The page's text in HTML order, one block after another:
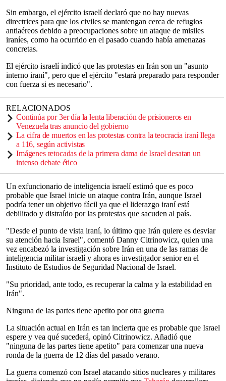
Sin embargo, el ejército israelí declaró que no hay nuevas
directrices para que los civiles se mantengan cerca de refugios
antiaéreos debido a preocupaciones sobre un ataque de misiles
iraníes, como ha ocurrido en el pasado cuando había amenazas
concretas.
El ejército israelí indicó que las protestas en Irán son un "asunto
interno iraní", pero que el ejército "estará preparado para responder
con fuerza si es necesario".
RELACIONADOS
Continúa por 3er día la lenta liberación de prisioneros en
Venezuela tras anuncio del gobierno
La cifra de muertos en las protestas contra la teocracia iraní llega
a 116, según activistas
Imágenes retocadas de la primera dama de Israel desatan un
intenso debate ético
Un exfuncionario de inteligencia israelí estimó que es poco
probable que Israel inicie un ataque contra Irán, aunque Israel
podría tener un objetivo fácil ya que el liderazgo iraní está
debilitado y distraído por las protestas que sacuden al país.
"Desde el punto de vista iraní, lo último que Irán quiere es desviar
su atención hacia Israel", comentó Danny Citrinowicz, quien una
vez encabezó la investigación sobre Irán en una de las ramas de
inteligencia militar israelí y ahora es investigador senior en el
Instituto de Estudios de Seguridad Nacional de Israel.
"Su prioridad, ante todo, es recuperar la calma y la estabilidad en
Irán".
Ninguna de las partes tiene apetito por otra guerra
La situación actual en Irán es tan incierta que es probable que Israel
espere y vea qué sucederá, opinó Citrinowicz. Añadió que
"ninguna de las partes tiene apetito" para comenzar una nueva
ronda de la guerra de 12 días del pasado verano.
La guerra comenzó con Israel atacando sitios nucleares y militares